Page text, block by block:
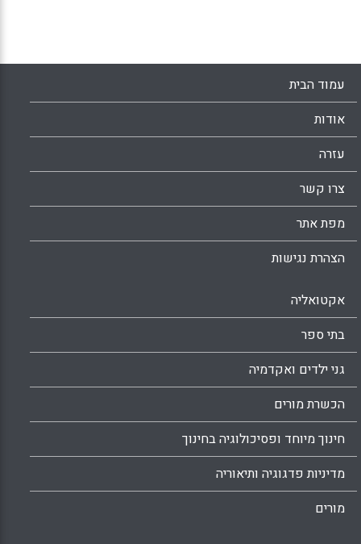
Reynolds).
WhatsApp
Facebook
Email
X
עמוד הבית
אודות
עזרה
צרו קשר
מפת אתר
הצהרת נגישות
אקטואליה
בתי ספר
גני ילדים ואקדמיה
הכשרת מורים
חינוך מיוחד ופסיכולוגיה בחינוך
מדיניות פדגוגיה ותיאוריה
מורים